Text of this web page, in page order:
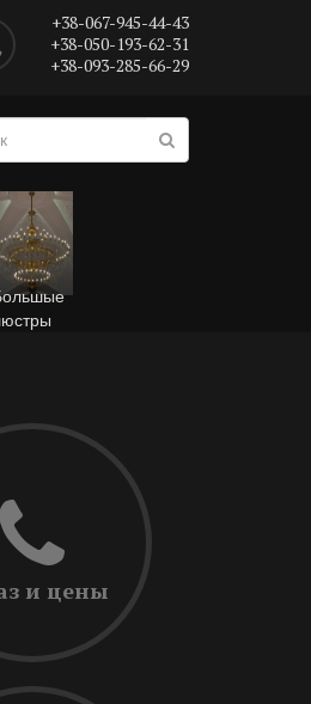
+38-067-945-44-43
+38-050-193-62-31
+38-093-285-66-29
и цены